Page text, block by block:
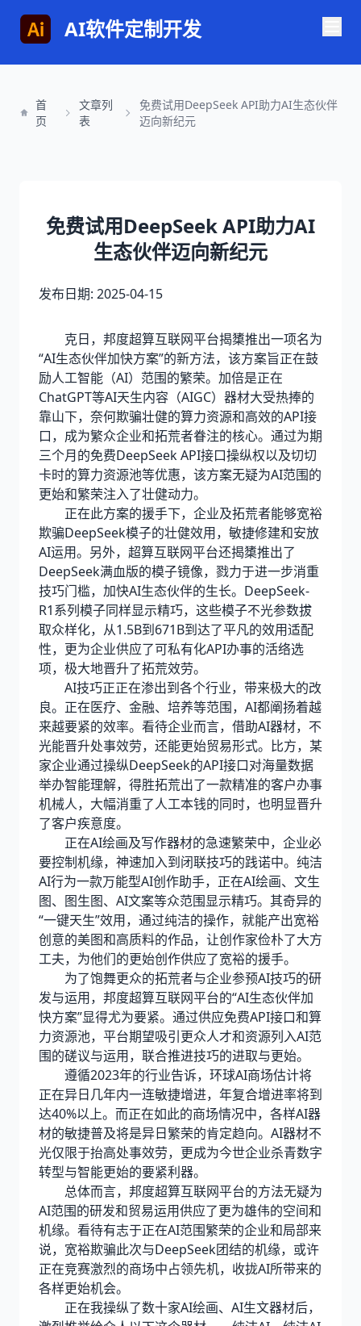
AI软件定制开发
首
页
文章列
表
免费试用DeepSeek API助力AI生态伙伴
迈向新纪元
免费试用DeepSeek API助力AI
生态伙伴迈向新纪元
发布日期: 2025-04-15
克日，邦度超算互联网平台揭橥推出一项名为
“AI生态伙伴加快方案”的新方法，该方案旨正在鼓
励人工智能（AI）范围的繁荣。加倍是正在
ChatGPT等AI天生内容（AIGC）器材大受热捧的
靠山下，奈何欺骗壮健的算力资源和高效的API接
口，成为繁众企业和拓荒者眷注的核心。通过为期
三个月的免费DeepSeek API接口操纵权以及切切
卡时的算力资源池等优惠，该方案无疑为AI范围的
更始和繁荣注入了壮健动力。
正在此方案的援手下，企业及拓荒者能够宽裕
欺骗DeepSeek模子的壮健效用，敏捷修建和安放
AI运用。另外，超算互联网平台还揭橥推出了
DeepSeek满血版的模子镜像，戮力于进一步消重
技巧门槛，加快AI生态伙伴的生长。DeepSeek-
R1系列模子同样显示精巧，这些模子不光参数拔
取众样化，从1.5B到671B到达了平凡的效用适配
性，更为企业供应了可私有化API办事的活络选
项，极大地晋升了拓荒效劳。
AI技巧正正在渗出到各个行业，带来极大的改
良。正在医疗、金融、培养等范围，AI都阐扬着越
来越要紧的效率。看待企业而言，借助AI器材，不
光能晋升处事效劳，还能更始贸易形式。比方，某
家企业通过操纵DeepSeek的API接口对海量数据
举办智能理解，得胜拓荒出了一款精准的客户办事
机械人，大幅消重了人工本钱的同时，也明显晋升
了客户疾意度。
正在AI绘画及写作器材的急速繁荣中，企业必
要控制机缘，神速加入到闭联技巧的践诺中。纯洁
AI行为一款万能型AI创作助手，正在AI绘画、文生
图、图生图、AI文案等众范围显示精巧。其奇异的
“一键天生”效用，通过纯洁的操作，就能产出宽裕
创意的美图和高质料的作品，让创作家俭朴了大方
工夫，为他们的更始创作供应了宽裕的援手。
为了饱舞更众的拓荒者与企业参预AI技巧的研
发与运用，邦度超算互联网平台的“AI生态伙伴加
快方案”显得尤为要紧。通过供应免费API接口和算
力资源池，平台期望吸引更众人才和资源列入AI范
围的磋议与运用，联合推进技巧的进取与更始。
遵循2023年的行业告诉，环球AI商场估计将
正在异日几年内一连敏捷增进，年复合增进率将到
达40%以上。而正在如此的商场情况中，各样AI器
材的敏捷普及将是异日繁荣的肯定趋向。AI器材不
光仅限于抬高处事效劳，更成为今世企业杀青数字
转型与智能更始的要紧利器。
总体而言，邦度超算互联网平台的方法无疑为
AI范围的研发和贸易运用供应了更为雄伟的空间和
机缘。看待有志于正在AI范围繁荣的企业和局部来
说，宽裕欺骗此次与DeepSeek团结的机缘，或许
正在竞赛激烈的商场中占领先机，收拢AI所带来的
各样更始机会。
正在我操纵了数十家AI绘画、AI生文器材后，